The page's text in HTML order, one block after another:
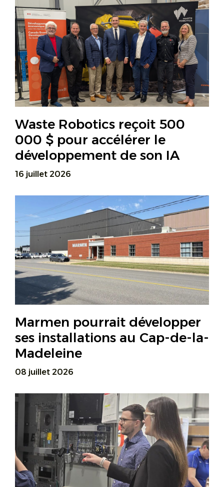
Waste Robotics reçoit 500
000 $ pour accélérer le
développement de son IA
16 juillet 2026
Marmen pourrait développer
ses installations au Cap-de-la-
Madeleine
08 juillet 2026